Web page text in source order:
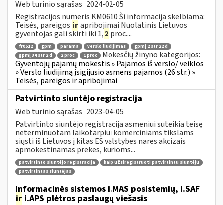
Web turinio sąrašas 2024-02-05
Registracijos numeris KM0610 Ši informacija skelbiama:
Teisės, pareigos irapribojimai Nuolatinis Lietuvos
gyventojas gali skirti iki 1,2 proc....
fr0512 gpm parama verslo liudijimas
gpmį 2 str 22 d
gpmį 34 str 2 d
2 proc 1 proc
Mokesčių žinyno kategorijos:
Gyventojų pajamų mokestis » Pajamos iš verslo/ veiklos
» Verslo liudijimą įsigijusio asmens pajamos (26 str.) »
Teisės, pareigos ir apribojimai
Patvirtinto siuntėjo registracija
Web turinio sąrašas 2023-04-05
Patvirtinto siuntėjo registracija asmeniui suteikia teisę
neterminuotam laikotarpiui komerciniams tikslams
siųsti iš Lietuvos į kitas ES valstybes nares akcizais
apmokestinamas prekes, kurioms...
patvirtinto siuntėjo registracija
kaip užsiregistruoti patvirtintu siuntėju
patvirtintas siuntėjas
Informacinės sistemos i.MAS posistemių, i.SAF
ir i.APS plėtros paslaugų viešasis